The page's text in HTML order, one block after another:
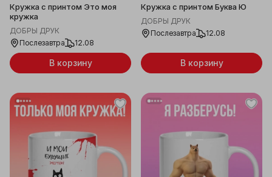
Кружка с принтом Это моя
кружка
ДОБРЫ ДРУК
Послезавтра
12.08
В корзину
Кружка с принтом Буква Ю
ДОБРЫ ДРУК
Послезавтра
12.08
В корзину